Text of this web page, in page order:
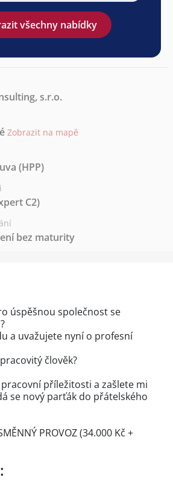
všechny nabídky
s.r.o.
Zobrazit na mapě
(HPP)
C2)
bez maturity
úspěšnou společnost se
a uvažujete nyní o profesní
člověk?
příležitosti a zašlete mi
se nový parťák do přátelského
PROVOZ (34.000 Kč +